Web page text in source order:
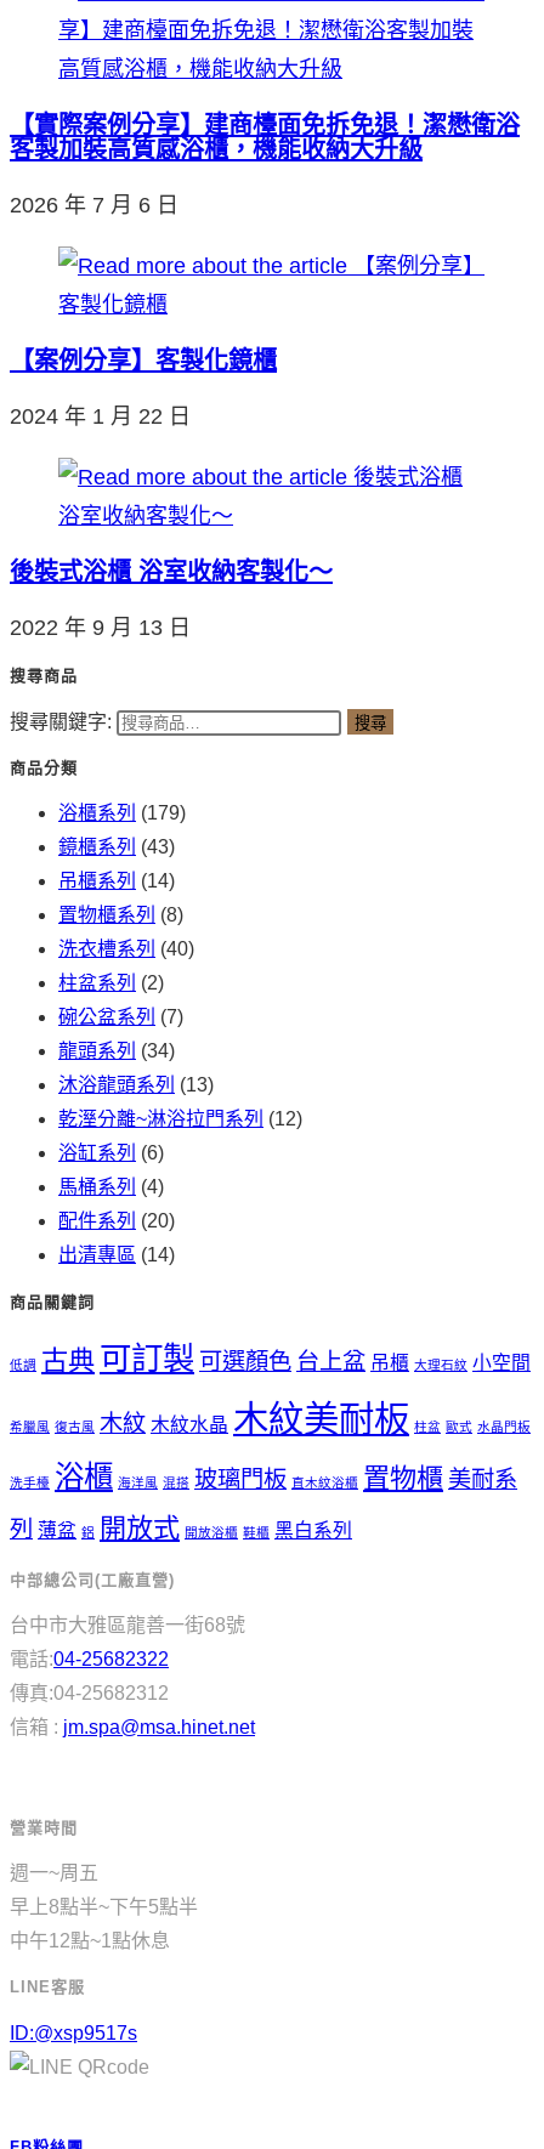
【實際案例分享】建商檯面免拆免退！潔懋衛浴
客製加裝高質感浴櫃，機能收納大升級
2026 年 7 月 6 日
【案例分享】客製化鏡櫃
2024 年 1 月 22 日
後裝式浴櫃 浴室收納客製化～
2022 年 9 月 13 日
搜尋商品
搜尋關鍵字: 搜尋
商品分類
浴櫃系列 (179)
鏡櫃系列 (43)
吊櫃系列 (14)
置物櫃系列 (8)
洗衣槽系列 (40)
柱盆系列 (2)
碗公盆系列 (7)
龍頭系列 (34)
沐浴龍頭系列 (13)
乾溼分離~淋浴拉門系列 (12)
浴缸系列 (6)
馬桶系列 (4)
配件系列 (20)
出清專區 (14)
商品關鍵詞
低調 古典 可訂製 可選顏色 台上盆 吊櫃 大理石紋 小空間
希臘風 復古風 木紋 木紋水晶 木紋美耐板 柱盆 歐式 水晶門板
洗手檯 浴櫃 海洋風 混搭 玻璃門板 直木紋浴櫃 置物櫃 美耐系
列 薄盆 鋁 開放式 開放浴櫃 鞋櫃 黑白系列
中部總公司(工廠直營)
台中市大雅區龍善一街68號
電話:04-25682322
傳真:04-25682312
信箱 : jm.spa@msa.hinet.net
營業時間
週一~周五
早上8點半~下午5點半
中午12點~1點休息
LINE客服
ID:@xsp9517s